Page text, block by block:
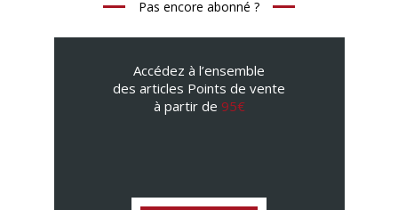
Pas encore abonné ?
Accédez à l’ensemble
des articles Points de vente
à partir de 95€